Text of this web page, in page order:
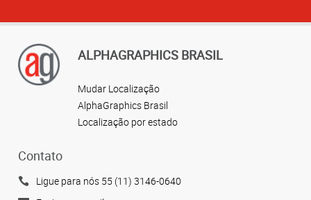
ALPHAGRAPHICS BRASIL
Mudar Localização
AlphaGraphics Brasil
Localização por estado
Contato
Ligue para nós 55 (11) 3146-0640